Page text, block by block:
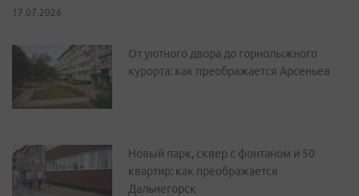
17.07.2026
От уютного двора до горнолыжного
курорта: как преображается Арсеньев
Новый парк, сквер с фонтаном и 50
квартир: как преображается
Дальнегорск